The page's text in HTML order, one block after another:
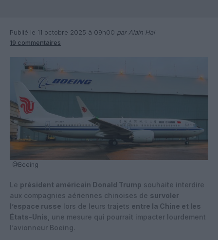
Publié le 11 octobre 2025 à 09h00 par Alain Hai
19 commentaires
@Boeing
Le président américain Donald Trump souhaite interdire
aux compagnies aériennes chinoises de survoler
l’espace russe lors de leurs trajets entre la Chine et les
États-Unis , une mesure qui pourrait impacter lourdement
l’avionneur Boeing.​